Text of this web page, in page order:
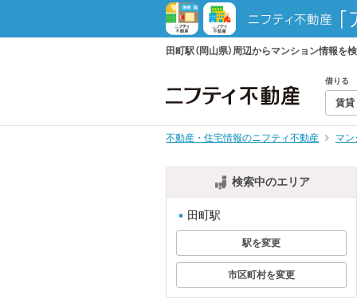
田町駅（岡山県）周辺からマンション情報
借りる
賃貸
不動産・住宅情報のニフティ不動産 マ
検索中のエリア
田町駅
駅を変更
市区町村を変更